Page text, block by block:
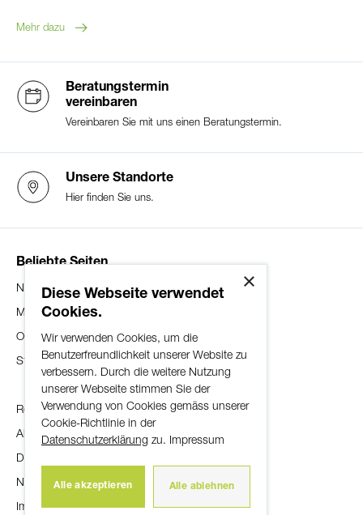
Mehr dazu
So erreichen Sie uns:
E-Mail:info@slb.ch
Öffnungszeiten:
Montag bis Freitag
Telefonzeiten:
Montag bis Freitag
08:00-12:00 und 14:00-17:00
Während der Öffnungszeiten:
Ausserhalb der Öffnungszeiten:
Master Card/VISA:058 958 83 83
Hotline (24/7): 032 352 10 82
Bankenclearing: 8395
Postcheck-Konto: 30-38206-7
Swift/BIC-Adresse: SLBUCH22
Beratungstermin
vereinbaren
Vereinbaren Sie mit uns einen Beratungstermin.
Unsere Standorte
Hier finden Sie uns.
Beliebte Seiten
News
Mitarbeitende
Organisation
Standorte
Rechtliche Hinweise
Allgemeine Geschäftsbedingungen
Datenschutzerklärung
Nutzungsbestimmungen
Impressum
×
Diese Webseite verwendet
Cookies.
Wir verwenden Cookies, um die
Benutzerfreundlichkeit unserer Website zu
verbessern. Durch die weitere Nutzung
unserer Webseite stimmen Sie der
Verwendung von Cookies gemäss unserer
Cookie-Richtlinie in der
Datenschutzerklärung zu. Impressum
Alle akzeptieren Alle ablehnen